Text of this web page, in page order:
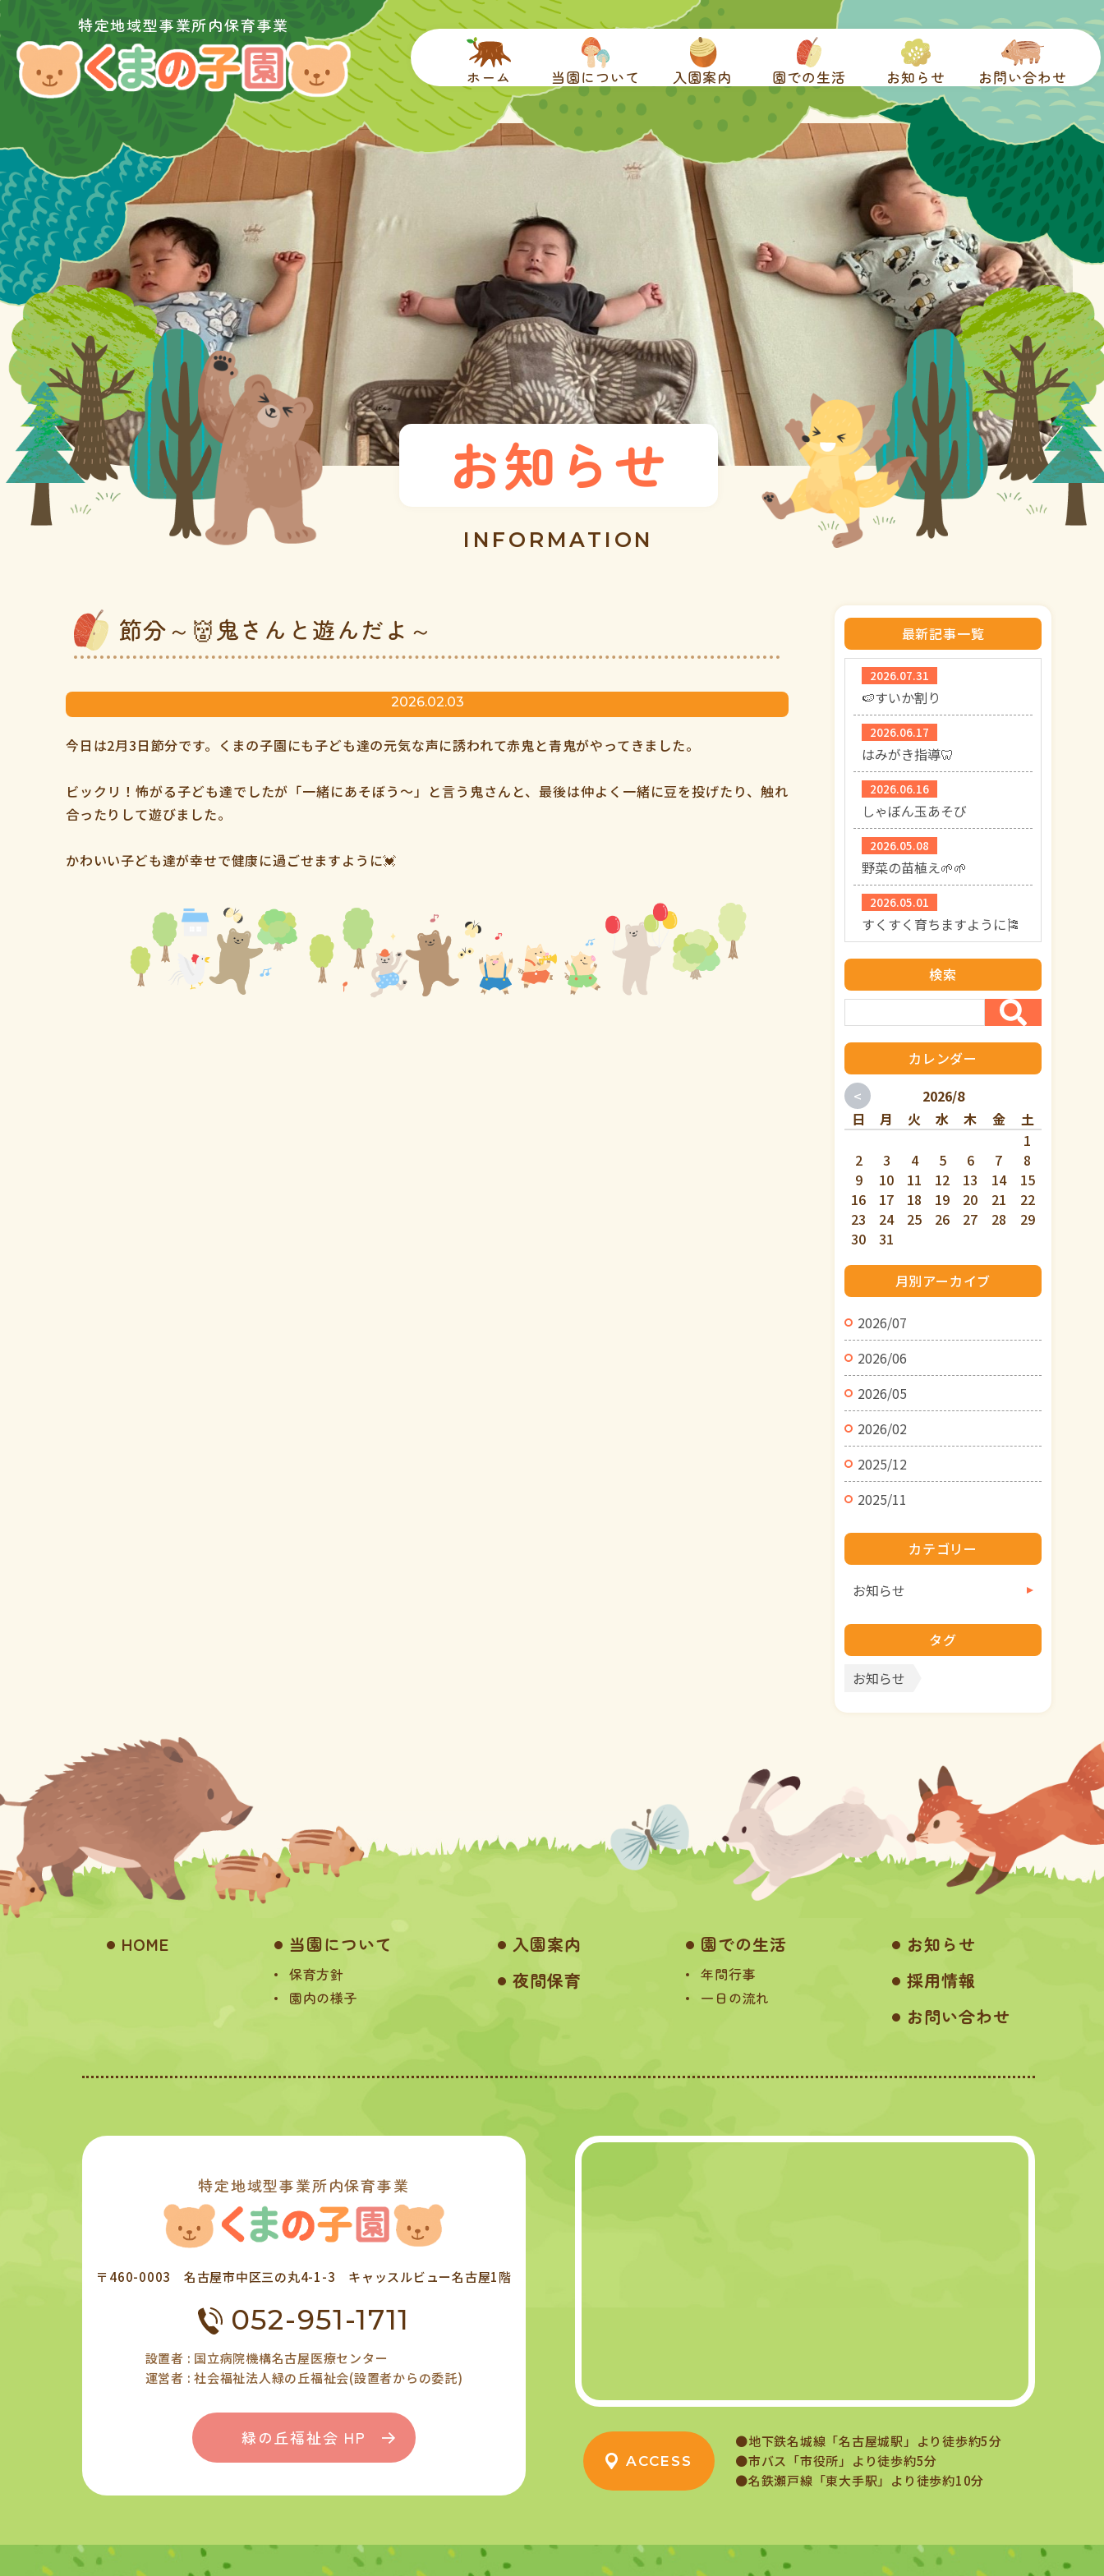
お知らせ
INFORMATION
節分～👹鬼さんと遊んだよ～
2026.02.03
今日は2月3日節分です。くまの子園にも子ども達の元気な声に誘われて赤鬼と青鬼がやってきました。
ビックリ！怖がる子ども達でしたが「一緒にあそぼう～」と言う鬼さんと、最後は仲よく一緒に豆を投げたり、触れ
合ったりして遊びました。
かわいい子ども達が幸せで健康に過ごせますように💓
最新記事一覧
2026.07.31
🍉すいか割り
2026.06.17
はみがき指導🦷
2026.06.16
しゃぼん玉あそび
2026.05.08
野菜の苗植え🌱🌱
2026.05.01
すくすく育ちますように🎏
検索
カレンダー
<
2026/8
日
月 火 水 木 金
土
1
2
3 4 5 6 7
8
9
10 11 12 13 14
15
16
17 18 19 20 21
22
23
24 25 26 27 28
29
30
31
月別アーカイブ
2026/07
2026/06
2026/05
2026/02
2025/12
2025/11
カテゴリー
お知らせ
タグ
お知らせ
HOME 当園について
保育方針
園内の様子
入園案内
夜間保育
園での生活
年間行事
一日の流れ
お知らせ
採用情報
お問い合わせ
〒460-0003 名古屋市中区三の丸4-1-3 キャッスルビュー名古屋1階
052-951-1711
設置者 : 国立病院機構名古屋医療センター
運営者 : 社会福祉法人緑の丘福祉会(設置者からの委託)
緑の丘福祉会 HP
ACCESS
●地下鉄名城線「名古屋城駅」より徒歩約5分
●市バス「市役所」より徒歩約5分
●名鉄瀬戸線「東大手駅」より徒歩約10分
ホーム 当園について 入園案内 園での生活 お知らせ お問い合わせ